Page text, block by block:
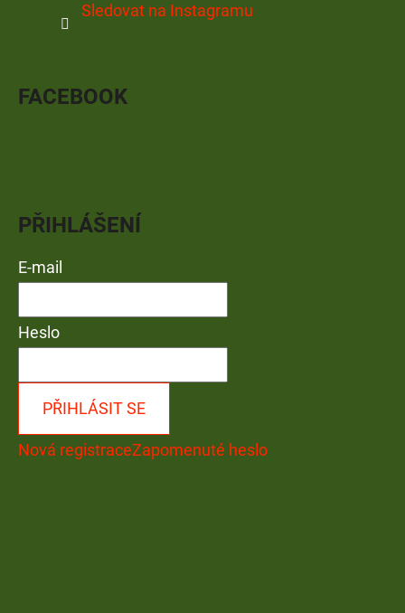
Sledovat na Instagramu
FACEBOOK
PŘIHLÁŠENÍ
E-mail
Heslo
PŘIHLÁSIT SE
Nová registraceZapomenuté heslo